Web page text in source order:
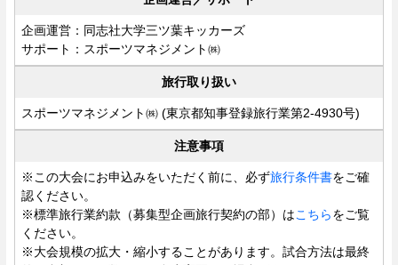
企画運営：同志社大学三ツ葉キッカーズ
サポート：スポーツマネジメント㈱
旅行取り扱い
スポーツマネジメント㈱ (東京都知事登録旅行業第2-4930号)
注意事項
※この大会にお申込みをいただく前に、必ず旅行条件書をご確
認ください。
※標準旅行業約款（募集型企画旅行契約の部）はこちらをご覧
ください。
※大会規模の拡大・縮小することがあります。試合方法は最終